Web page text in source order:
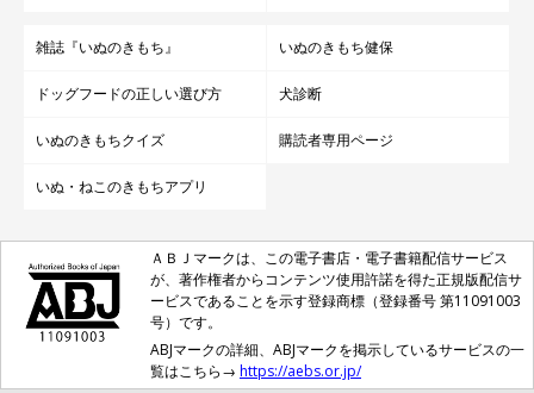
雑誌『いぬのきもち』 いぬのきもち健保
ドッグフードの正しい選び方 犬診断
いぬのきもちクイズ 購読者専用ページ
いぬ・ねこのきもちアプリ
ＡＢＪマークは、この電子書店・電子書籍配信サービス
が、著作権者からコンテンツ使用許諾を得た正規版配信サ
ービスであることを示す登録商標（登録番号 第11091003
号）です。
ABJマークの詳細、ABJマークを掲示しているサービスの一
覧はこちら→ https://aebs.or.jp/